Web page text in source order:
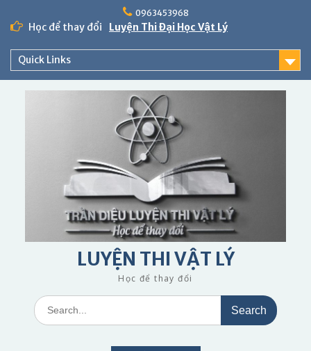
0963453968
Học để thay đổi Luyện Thi Đại Học Vật Lý
Quick Links
LUYỆN THI VẬT LÝ
Học để thay đổi